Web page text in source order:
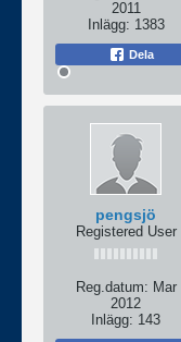
2011
Inlägg: 1383
Dela
pengsjö
Registered User
Reg.datum: Mar
2012
Inlägg: 143